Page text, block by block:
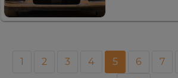
1 2 3 4 5 6 7